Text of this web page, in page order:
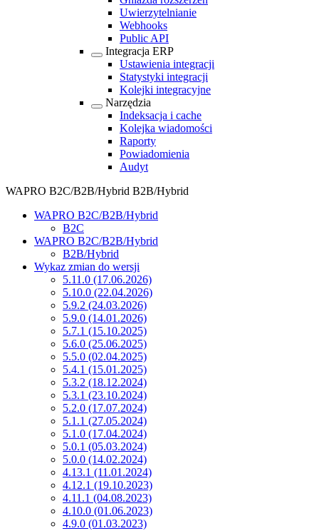
Uwierzytelnianie
Webhooks
Public API
Integracja ERP
Ustawienia integracji
Statystyki integracji
Kolejki integracyjne
Narzędzia
Indeksacja i cache
Kolejka wiadomości
Raporty
Powiadomienia
Audyt
WAPRO B2C/B2B/Hybrid B2B/Hybrid
WAPRO B2C/B2B/Hybrid
B2C
WAPRO B2C/B2B/Hybrid
B2B/Hybrid
Wykaz zmian do wersji
5.11.0 (17.06.2026)
5.10.0 (22.04.2026)
5.9.2 (24.03.2026)
5.9.0 (14.01.2026)
5.7.1 (15.10.2025)
5.6.0 (25.06.2025)
5.5.0 (02.04.2025)
5.4.1 (15.01.2025)
5.3.2 (18.12.2024)
5.3.1 (23.10.2024)
5.2.0 (17.07.2024)
5.1.1 (27.05.2024)
5.1.0 (17.04.2024)
5.0.1 (05.03.2024)
5.0.0 (14.02.2024)
4.13.1 (11.01.2024)
4.12.1 (19.10.2023)
4.11.1 (04.08.2023)
4.10.0 (01.06.2023)
4.9.0 (01.03.2023)